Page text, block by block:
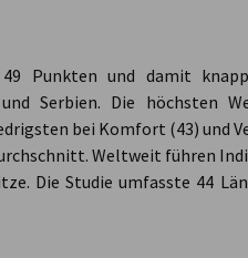
Punkten und damit
Serbien. Die höchsten
bei Komfort (43) und
Weltweit führen
Die Studie umfasste 44